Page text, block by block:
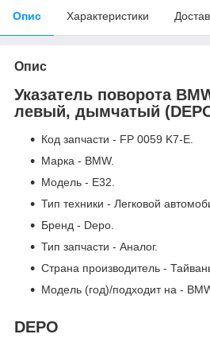
Опис Характеристики
Опис
Указатель поворота
левый, дымчатый
Код запчасти - FP 0059 K7-E.
Марка - BMW.
Модель - E32.
Тип техники - Легковой
Бренд - Depo.
Тип запчасти - Аналог.
Страна производитель -
Модель (год)/подходит на -
DEPO